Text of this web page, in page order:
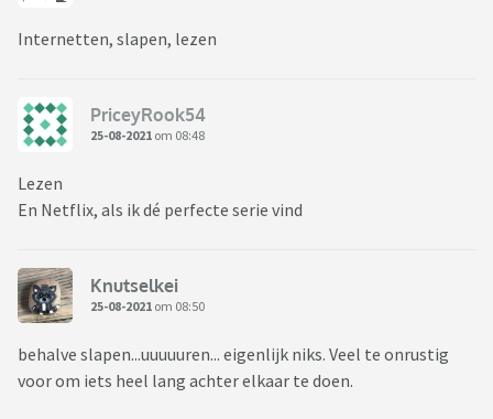
Internetten, slapen, lezen
PriceyRook54
25-08-2021 om 08:48
Lezen
En Netflix, als ik dé perfecte serie vind
Knutselkei
25-08-2021 om 08:50
behalve slapen...uuuuuren... eigenlijk niks. Veel te onrustig
voor om iets heel lang achter elkaar te doen.